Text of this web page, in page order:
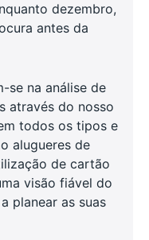
dezembro,
antes da
se na análise de
através do nosso
todos os tipos e
alugueres de
de cartão
visão fiável do
planear as suas